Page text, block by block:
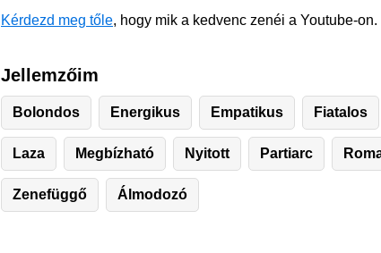
Kérdezd meg tőle, hogy mik a kedvenc zenéi a Youtube-on.
Jellemzőim
Bolondos Energikus Empatikus Fiatalos
Laza Megbízható Nyitott Partiarc
Zenefüggő Álmodozó